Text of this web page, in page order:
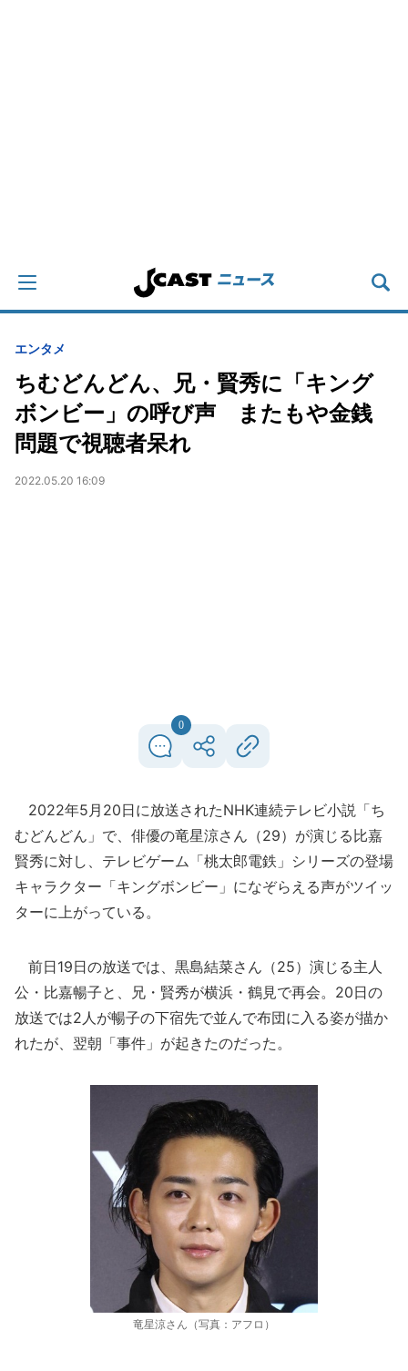
エンタメ
ちむどんどん、兄・賢秀に「キング
ボンビー」の呼び声 またもや金銭
問題で視聴者呆れ
2022.05.20 16:09
0
2022年5月20日に放送されたNHK連続テレビ小説「ち
むどんどん」で、俳優の竜星涼さん（29）が演じる比嘉
賢秀に対し、テレビゲーム「桃太郎電鉄」シリーズの登場
キャラクター「キングボンビー」になぞらえる声がツイッ
ターに上がっている。
前日19日の放送では、黒島結菜さん（25）演じる主人
公・比嘉暢子と、兄・賢秀が横浜・鶴見で再会。20日の
放送では2人が暢子の下宿先で並んで布団に入る姿が描か
れたが、翌朝「事件」が起きたのだった。
竜星涼さん（写真：アフロ）